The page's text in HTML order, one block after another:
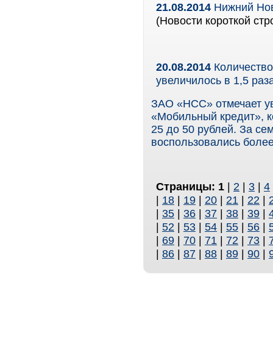
21.08.2014 Нижний
(Новости короткой
20.08.2014
увеличилось в 1,5
ЗАО «НСС» отмечает
«Мобильный кредит»,
25 до 50 рублей. За
воспользовались
Страницы: 1 | 2 | 3 | 4
| 18 | 19 | 20 | 21 | 22 |
| 35 | 36 | 37 | 38 | 39 |
| 52 | 53 | 54 | 55 | 56 |
| 69 | 70 | 71 | 72 | 73 |
| 86 | 87 | 88 | 89 | 90 |